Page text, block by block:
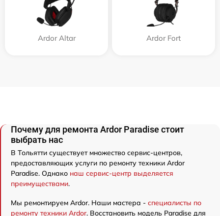
Ardor Аltar Ardor Fort
Почему для ремонта Ardor Paradise стоит
выбрать нас
В Тольятти существует множество сервис-центров,
предоставляющих услуги по ремонту техники Ardor
Paradise. Однако наш сервис-центр выделяется
преимуществами.
Мы ремонтируем Ardor. Наши мастера - специалисты по
ремонту техники Ardor. Восстановить модель Paradise для